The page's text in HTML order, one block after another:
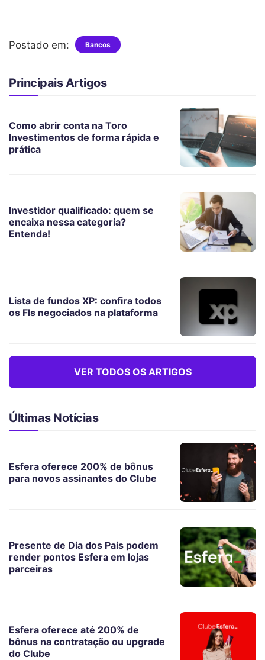
Postado em: Bancos
Principais Artigos
Como abrir conta na Toro
Investimentos de forma rápida e
prática
Investidor qualificado: quem se
encaixa nessa categoria?
Entenda!
Lista de fundos XP: confira todos
os FIs negociados na plataforma
VER TODOS OS ARTIGOS
Últimas Notícias
Esfera oferece 200% de bônus
para novos assinantes do Clube
Presente de Dia dos Pais podem
render pontos Esfera em lojas
parceiras
Esfera oferece até 200% de
bônus na contratação ou upgrade
do Clube